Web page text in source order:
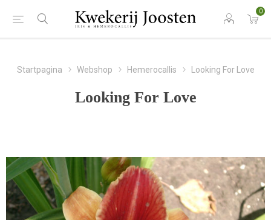
0
Startpagina Webshop Hemerocallis Looking For Love
Looking For Love